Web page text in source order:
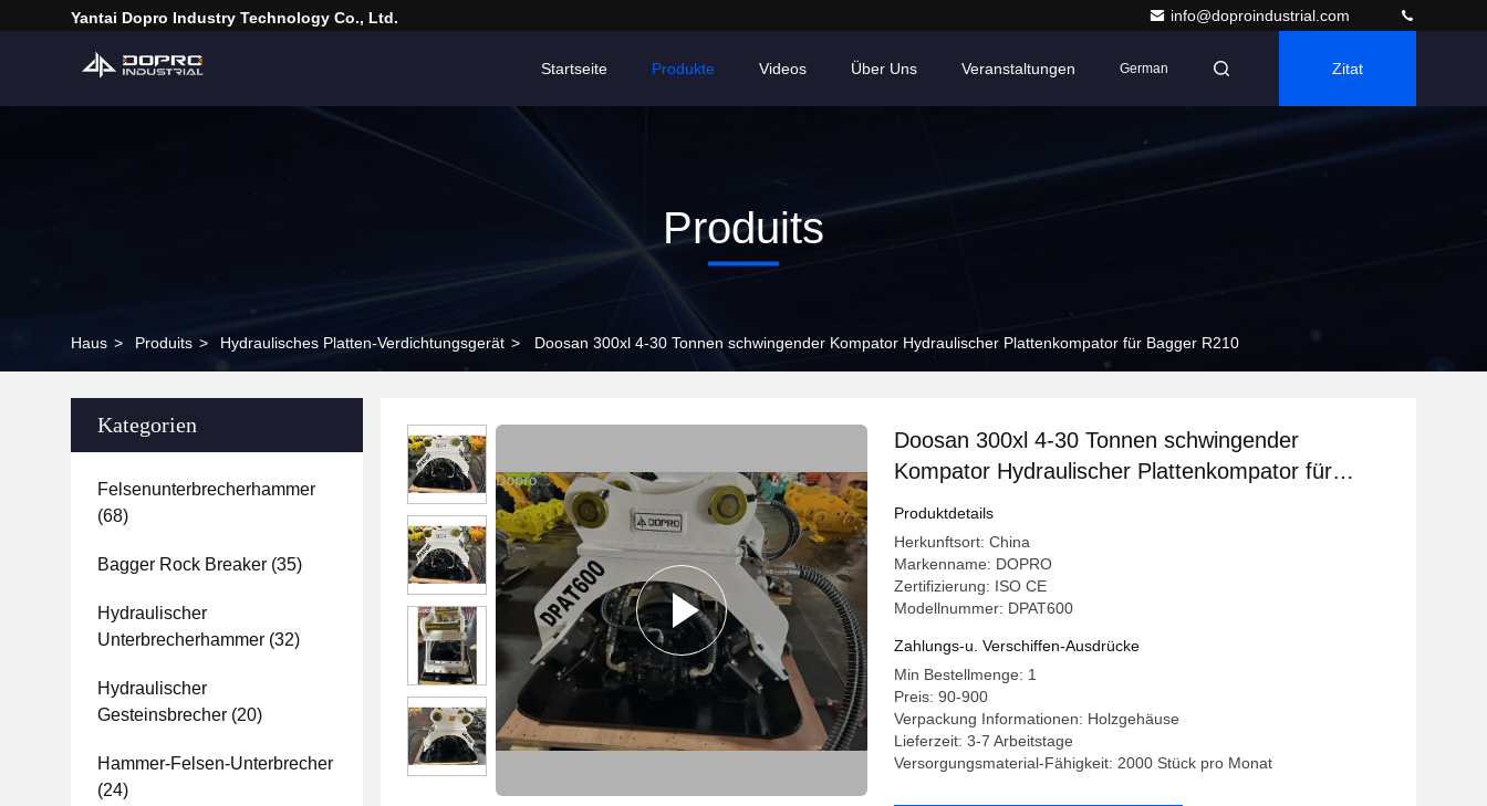
Yantai Dopro Industry Technology Co., Ltd. info@doproindustrial.com
Startseite Produkte Videos Über Uns Veranstaltungen German Zitat
Produits
Haus > Produits > Hydraulisches Platten-Verdichtungsgerät > Doosan 300xl 4-30 Tonnen schwingender Kompator Hydraulischer Plattenkompator für Bagger R210
Kategorien
Felsenunterbrecherhammer
(68)
Bagger Rock Breaker (35)
Hydraulischer
Unterbrecherhammer (32)
Hydraulischer
Gesteinsbrecher (20)
Hammer-Felsen-Unterbrecher
(24)
Doosan 300xl 4-30 Tonnen schwingender
Kompator Hydraulischer Plattenkompator für
Bagger R210
Produktdetails
Herkunftsort: China
Markenname: DOPRO
Zertifizierung: ISO CE
Modellnummer: DPAT600
Zahlungs-u. Verschiffen-Ausdrücke
Min Bestellmenge: 1
Preis: 90-900
Verpackung Informationen: Holzgehäuse
Lieferzeit: 3-7 Arbeitstage
Versorgungsmaterial-Fähigkeit: 2000 Stück pro Monat